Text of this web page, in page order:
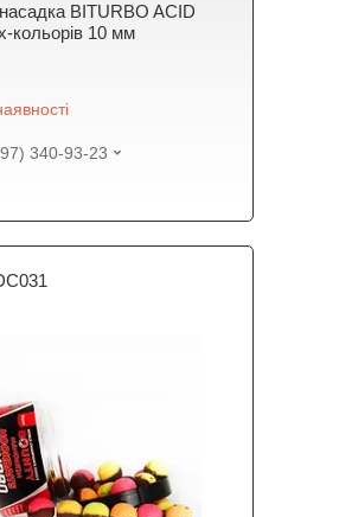
BITURBO ACID
кольорів 10 мм
340-93-23